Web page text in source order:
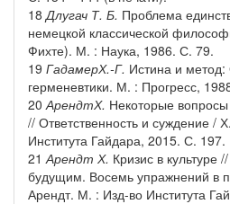
18Длугач Т. Б. Проблема
немецкой классической
Фихте). М. : Наука, 1986. С. 79.
19 ГадамерХ.-Г. Истина и
герменевтики. М. : Прогресс,
20АрендтХ. Некоторые
// Ответственность и суждение /
Института Гайдара, 2015. С. 197.
21Арендт Х. Кризис в
будущим. Восемь упражнений в
Арендт. М. : Изд-во Института